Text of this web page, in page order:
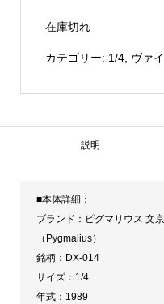
在庫切れ
カテゴリー: 1/4, ヴァ
説明
■本体詳細：
ブランド：ピグマリウス 文
（Pygmalius）
銘柄：DX-014
サイズ：1/4
年式：1989